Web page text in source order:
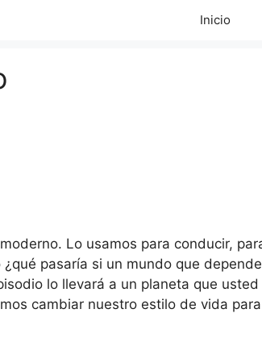
Inicio
Lo usamos para conducir,
pasaría si un mundo que
lo llevará a un planeta que
cambiar nuestro estilo de vida